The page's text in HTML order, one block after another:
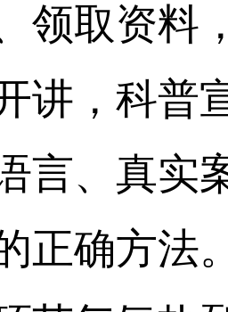
领取资料
讲，科普
言、真实
正确方法